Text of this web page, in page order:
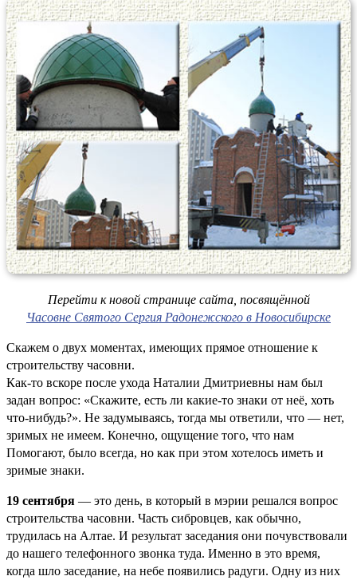
Перейти к новой странице сайта, посвящённой
Часовне Святого Сергия Радонежского в Новосибирске
Скажем о двух моментах, имеющих прямое отношение к
строительству часовни.
Как-то вскоре после ухода Наталии Дмитриевны нам был
задан вопрос: «Скажите, есть ли какие-то знаки от неё, хоть
что-нибудь?». Не задумываясь, тогда мы ответили, что — нет,
зримых не имеем. Конечно, ощущение того, что нам
Помогают, было всегда, но как при этом хотелось иметь и
зримые знаки.
19 сентября — это день, в который в мэрии решался вопрос
строительства часовни. Часть сибровцев, как обычно,
трудилась на Алтае. И результат заседания они почувствовали
до нашего телефонного звонка туда. Именно в это время,
когда шло заседание, на небе появились радуги. Одну из них